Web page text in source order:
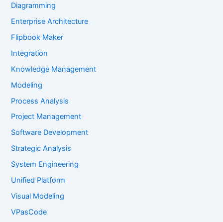
Diagramming
Enterprise Architecture
Flipbook Maker
Integration
Knowledge Management
Modeling
Process Analysis
Project Management
Software Development
Strategic Analysis
System Engineering
Unified Platform
Visual Modeling
VPasCode